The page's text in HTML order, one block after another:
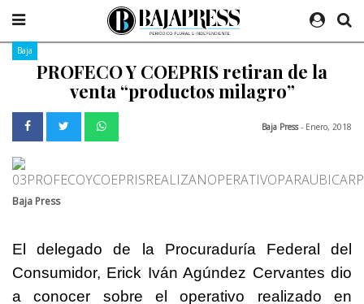
Baja
PROFECO Y COEPRIS retiran de la
venta “productos milagro”
Baja Press - Enero, 2018
Baja Press
El delegado de la Procuraduría Federal del
Consumidor, Erick Iván Agúndez Cervantes dio
a conocer sobre el operativo realizado en